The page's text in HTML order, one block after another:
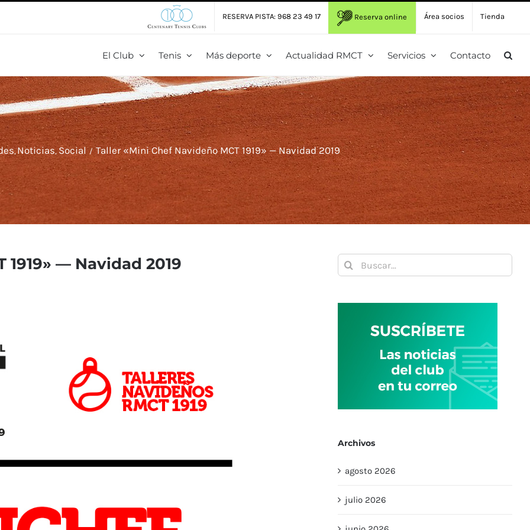
RESERVA PISTA: 968 23 49 17 Reserva online Área socios Tienda
El Club Tenis Más deporte Actualidad RMCT Servicios Contacto
Noticias Social Taller «Mini Chef Navideño MCT 1919» — Navidad 2019
1919» — Navidad 2019 Buscar:
Archivos
agosto 2026
julio 2026